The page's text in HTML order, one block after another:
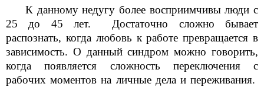
К данному недугу более восприимчивы люди с
25 до 45 лет. Достаточно сложно бывает
распознать, когда любовь к работе превращается в
зависимость. О данный синдром можно говорить,
когда появляется сложность переключения с
рабочих моментов на личные дела и переживания.